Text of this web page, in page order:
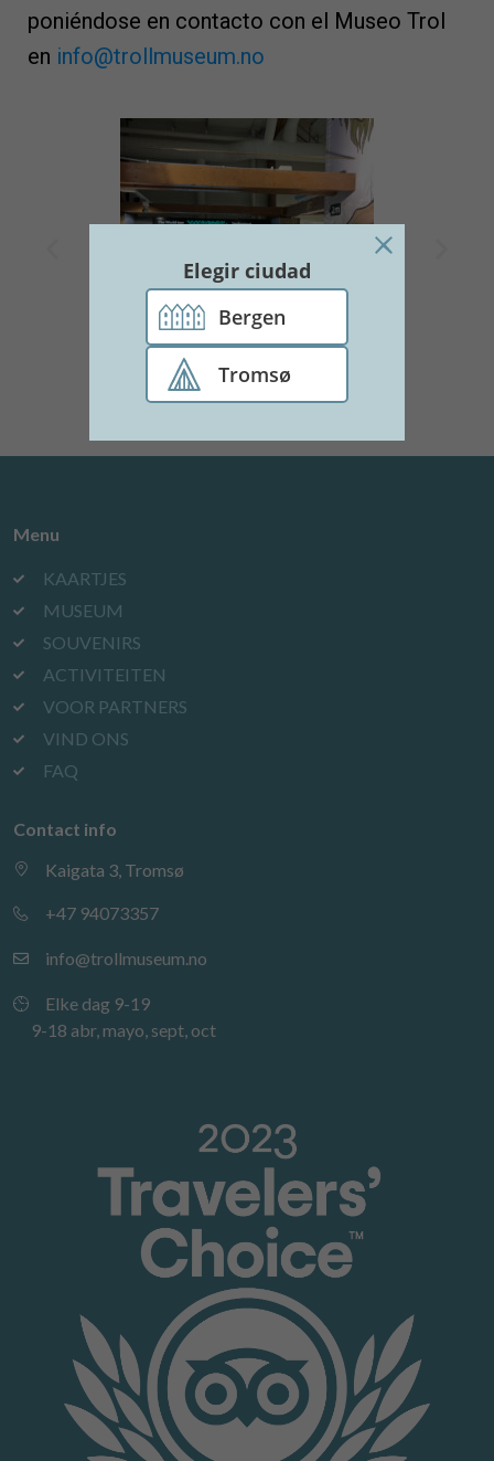
poniéndose en contacto con el Museo Trol
en info@trollmuseum.no
Menu
KAARTJES
MUSEUM
SOUVENIRS
ACTIVITEITEN
VOOR PARTNERS
VIND ONS
FAQ
Contact info
Kaigata 3, Tromsø
+47 94073357
info@trollmuseum.no
Elke dag 9-19
9-18 abr, mayo, sept, oct
Elegir ciudad
Bergen
Tromsø